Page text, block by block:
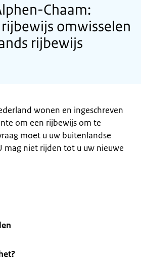
Chaam:
omwisselen
rijbewijs
wonen en ingeschreven
om een rijbewijs om te
moet u uw buitenlandse
mag niet rijden tot u uw nieuwe